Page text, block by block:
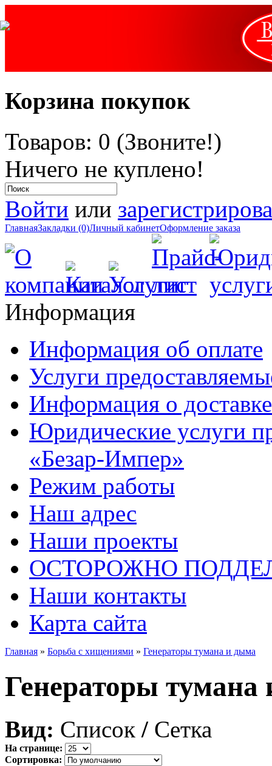
Корзина покупок
Товаров: 0 (Звоните!)
Ничего не куплено!
Войти или
ГлавнаяЗакладки (0)Личный кабинетОформление заказа
Информация
Информация об оплате
Услуги
Информация о доставке
Юридические услуги
«Безар-Импер»
Режим работы
Наш адрес
Наши проекты
ОСТОРОЖНО
Наши контакты
Карта сайта
Главная » Борьба с хищениями » Генераторы тумана и дыма
Генераторы
Вид: Список / Сетка
На странице:
Сортировка: